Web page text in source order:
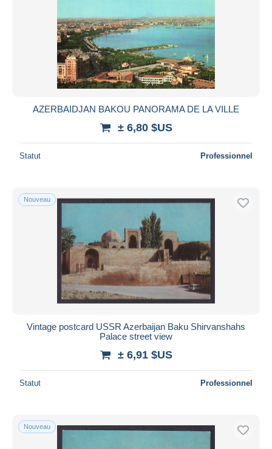
AZERBAIDJAN BAKOU PANORAMA DE LA VILLE
± 6,80 $US
Statut Professionnel
Nouveau
Vintage postcard USSR Azerbaijan Baku Shirvanshahs
Palace street view
± 6,91 $US
Statut Professionnel
Nouveau